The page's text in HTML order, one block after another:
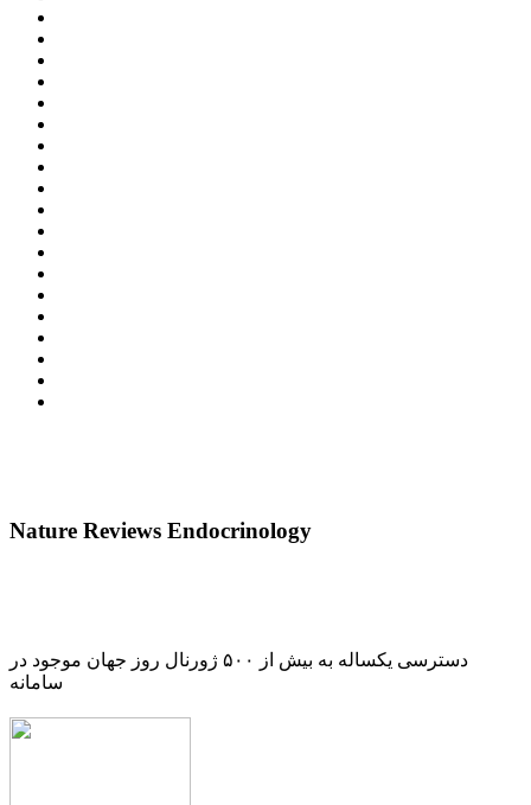
Nature Reviews Endocrinology
دسترسی یکساله به بیش از ۵۰۰ ژورنال روز جهان موجود در
سامانه